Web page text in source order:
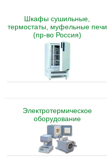
Шкафы сушильные,
термостаты, муфельные печи
(пр-во Россия)
Электротермическое
оборудование